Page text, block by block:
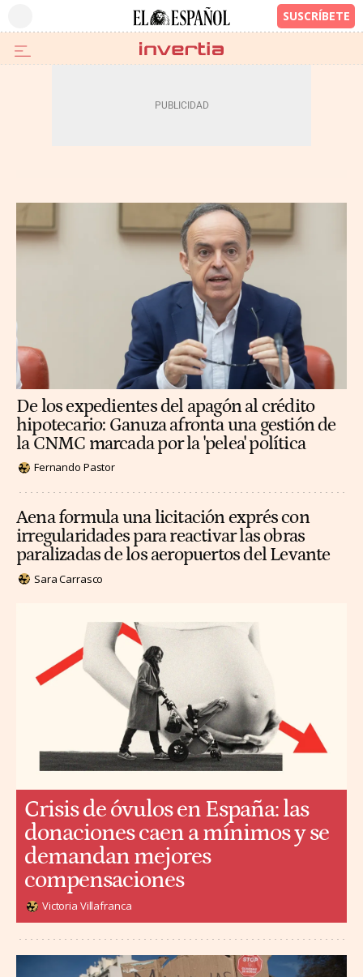
De los expedientes del apagón al crédito
hipotecario: Ganuza afronta una gestión de
la CNMC marcada por la 'pelea' política
Fernando Pastor
Aena formula una licitación exprés con
irregularidades para reactivar las obras
paralizadas de los aeropuertos del Levante
Sara Carrasco
Crisis de óvulos en España: las
donaciones caen a mínimos y se
demandan mejores
compensaciones
Victoria Villafranca